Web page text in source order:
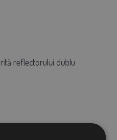
reflectorului dublu
de undă de aproximativ 1200